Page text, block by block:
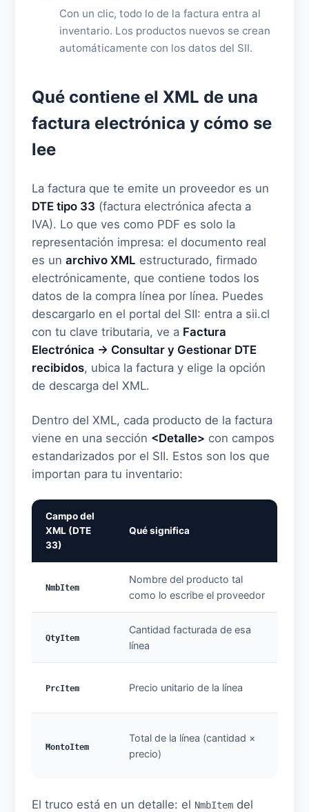
Con un clic, todo lo de la factura entra al
inventario. Los productos nuevos se crean
automáticamente con los datos del SII.
Qué contiene el XML de una
factura electrónica y cómo se
lee
La factura que te emite un proveedor es un
DTE tipo 33 (factura electrónica afecta a
IVA). Lo que ves como PDF es solo la
representación impresa: el documento real
es unarchivo XML estructurado, firmado
electrónicamente, que contiene todos los
datos de la compra línea por línea. Puedes
descargarlo en el portal del SII: entra a sii.cl
con tu clave tributaria, ve a Factura
Electrónica → Consultar y Gestionar DTE
recibidos, ubica la factura y elige la opción
de descarga del XML.
Dentro del XML, cada producto de la factura
viene en una sección <Detalle> con campos
estandarizados por el SII. Estos son los que
importan para tu inventario:
Campo del
XML (DTE
33)
Qué significa
NmbItem
Nombre del producto tal
como lo escribe el proveedor
QtyItem
Cantidad facturada de esa
línea
PrcItem Precio unitario de la línea
MontoItem
Total de la línea (cantidad ×
precio)
El truco está en un detalle: el NmbItem del